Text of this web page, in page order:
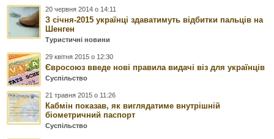
20 червня 2014 о 14:11
З січня-2015 українці здаватимуть відбитки пальців на
Шенген
Туристичні новини
29 квітня 2015 о 12:30
Євросоюз введе нові правила видачі віз для українців
Суспільство
21 травня 2015 о 11:26
Кабмін показав, як виглядатиме внутрішній
біометричний паспорт
Суспільство